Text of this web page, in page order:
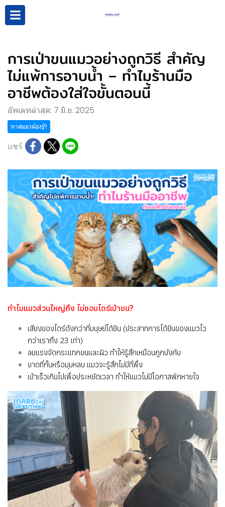
การเป่าขนแมวอย่างถูกวิธี สำคัญ
ไม่แพ้การอาบน้ำ – ทำไมร้านมือ
อาชีพต้องใส่ใจขั้นตอนนี้
อัพเดทล่าสุด: 7 มิ.ย. 2025
ทาสแมวต้องรู้!!
แชร์
ทำไมแมวส่วนใหญ่ถึง ไม่ชอบไดร์เป่าขน?
เสียงของไดร์ดังกว่าที่มนุษย์ได้ยิน (ประสาทการได้ยินของแมวไว
กว่าเราถึง 23 เท่า)
ลมแรงจัดกระแทกขนและผิว ทำให้รู้สึกเหมือนถูกบังคับ
ขาดที่กั้นหรือมุมหลบ แมวจะรู้สึกไม่มีที่พึ่ง
เป่าเร็วเกินไปเพื่อประหยัดเวลา ทำให้แมวไม่มีโอกาสพักหายใจ